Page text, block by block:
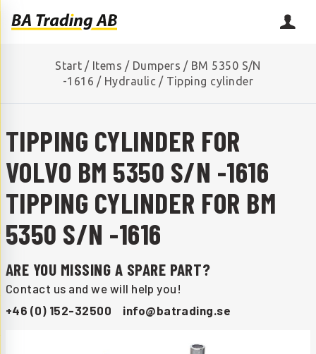
Start / Items / Dumpers / BM 5350 S/N
-1616 / Hydraulic / Tipping cylinder
TIPPING CYLINDER FOR
VOLVO BM 5350 S/N -1616
TIPPING CYLINDER FOR BM
5350 S/N -1616
ARE YOU MISSING A SPARE PART?
Contact us and we will help you!
+46 (0) 152-32500
info@batrading.se